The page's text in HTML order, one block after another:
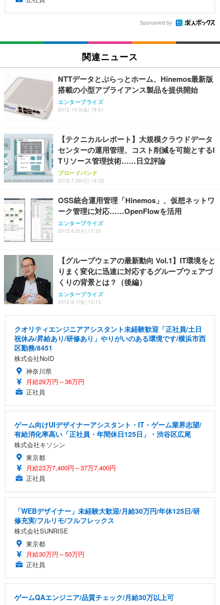
Sponsored by
関連ニュース
NTTデータとぷらっとホーム、Hinemos最新版
搭載の小型アプライアンス製品を提供開始
エンタープライズ
2012.10.5(金) 18:01
【テクニカルレポート】大規模クラウドデータ
センターの運用管理、コスト削減を可能とするI
Tリソース管理技術……日立評論
ブロードバンド
2012.7.29(日) 19:32
OSS統合運用管理「Hinemos」、仮想ネットワ
ーク管理に対応……OpenFlowを活用
エンタープライズ
2012.6.5(火) 17:35
【グループウェアの最新動向 Vol.1】IT環境をと
りまく変化に迅速に対応するグループウェアづ
くりの背景とは？（後編）
エンタープライズ
2012.6.1(金) 12:15
クオリティエンジニアアシスタント未経験歓迎「正社員/土日
祝休み/昇給あり/研修あり」やりがいのある環境です/横浜市西
区勤務/8451
株式会社NoID
神奈川県
月給29万円～36万円
正社員
ゲーム向けUIデザイナーアシスタント・IT・ゲーム業界志望/
有給消化率高い「正社員・年間休日125日」・渋谷区広尾
株式会社キソシン
東京都
月給23万7,400円～37万7,400円
正社員
「WEBデザイナー」未経験大歓迎/月給30万円/年休125日/研
修充実/フルリモ/フルフレックス
株式会社SUNRISE
東京都
月給30万円～50万円
正社員
ゲームQAエンジニア/品質チェック/月給30万以上可